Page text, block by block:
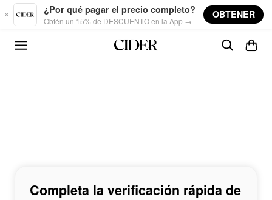
Skip to main content
¿Por qué pagar el precio completo?
Obtén un 15% de DESCUENTO en la App →
OBTENER
Completa la verificación rápida de